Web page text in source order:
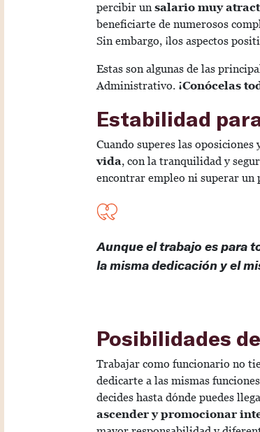
percibir un salario muy
beneficiarte de numerosos
Sin embargo, ¡los aspectos
Estas son algunas de las
Administrativo. ¡Conócelas
Estabilidad
Cuando superes las
vida, con la tranquilidad y
encontrar empleo ni superar un
Aunque el trabajo es para
la misma dedicación y el
Posibilidades
Trabajar como funcionario no
dedicarte a las mismas
decides hasta dónde puedes
ascender y promocionar